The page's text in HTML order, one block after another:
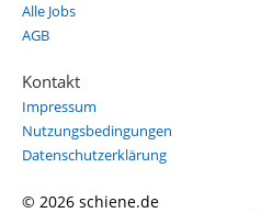
Alle Jobs
AGB
Kontakt
Impressum
Nutzungsbedingungen
Datenschutzerklärung
© 2026 schiene.de